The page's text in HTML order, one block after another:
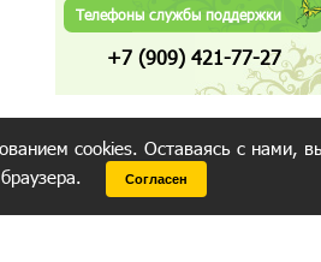
Телефоны службы поддержки
+7 (909) 421-77-27
cookies. Оставаясь с нами,
Согласен